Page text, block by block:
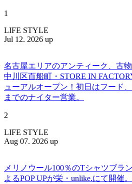
1
LIFE STYLE
Jul 12. 2026 up
名古屋エリアのアンティーク、古
中川区百船町・STORE IN
ューアルオープン！初日はフード
までのナイター営業。
2
LIFE STYLE
Aug 07. 2026 up
メリノウール100％のTシャツブラ
よるPOP UPが栄・unlike.にて開催